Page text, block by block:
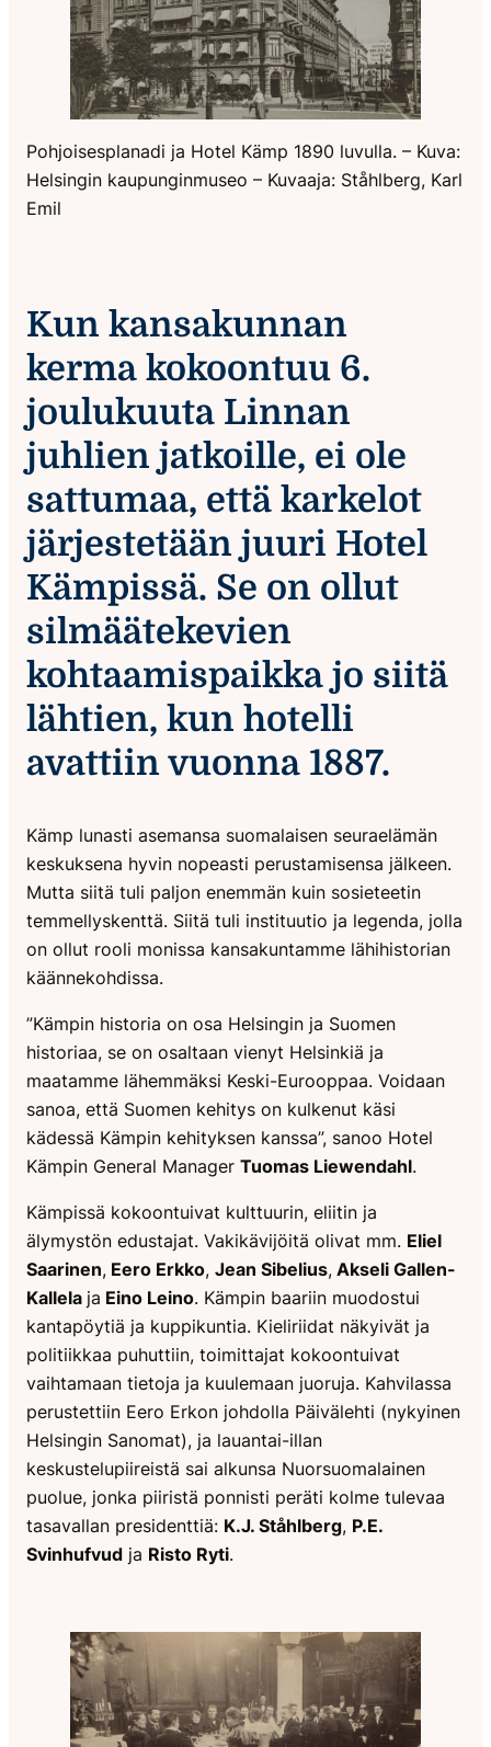
Pohjoisesplanadi ja Hotel Kämp 1890 luvulla. – Kuva:
Helsingin kaupunginmuseo – Kuvaaja: Ståhlberg, Karl
Emil
Kun kansakunnan
kerma kokoontuu 6.
joulukuuta Linnan
juhlien jatkoille, ei ole
sattumaa, että karkelot
järjestetään juuri Hotel
Kämpissä. Se on ollut
silmäätekevien
kohtaamispaikka jo siitä
lähtien, kun hotelli
avattiin vuonna 1887.
Kämp lunasti asemansa suomalaisen seuraelämän
keskuksena hyvin nopeasti perustamisensa jälkeen.
Mutta siitä tuli paljon enemmän kuin sosieteetin
temmellyskenttä. Siitä tuli instituutio ja legenda, jolla
on ollut rooli monissa kansakuntamme lähihistorian
käännekohdissa.
”Kämpin historia on osa Helsingin ja Suomen
historiaa, se on osaltaan vienyt Helsinkiä ja
maatamme lähemmäksi Keski-Eurooppaa. Voidaan
sanoa, että Suomen kehitys on kulkenut käsi
kädessä Kämpin kehityksen kanssa”, sanoo Hotel
Kämpin General Manager Tuomas Liewendahl.
Kämpissä kokoontuivat kulttuurin, eliitin ja
älymystön edustajat. Vakikävijöitä olivat mm. Eliel
Saarinen, Eero Erkko, Jean Sibelius, Akseli Gallen-
Kallela ja Eino Leino. Kämpin baariin muodostui
kantapöytiä ja kuppikuntia. Kieliriidat näkyivät ja
politiikkaa puhuttiin, toimittajat kokoontuivat
vaihtamaan tietoja ja kuulemaan juoruja. Kahvilassa
perustettiin Eero Erkon johdolla Päivälehti (nykyinen
Helsingin Sanomat), ja lauantai-illan
keskustelupiireistä sai alkunsa Nuorsuomalainen
puolue, jonka piiristä ponnisti peräti kolme tulevaa
tasavallan presidenttiä: K.J. Ståhlberg, P.E.
Svinhufvud ja Risto Ryti.